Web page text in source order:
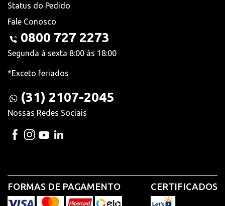
Status do Pedido
Fale Conosco
0800 727 2273
Segunda à sexta 8:00 às 18:00
*Exceto feriados
(31) 2107-2045
Nossas Redes Sociais
FORMAS DE PAGAMENTO CERTIFICADOS